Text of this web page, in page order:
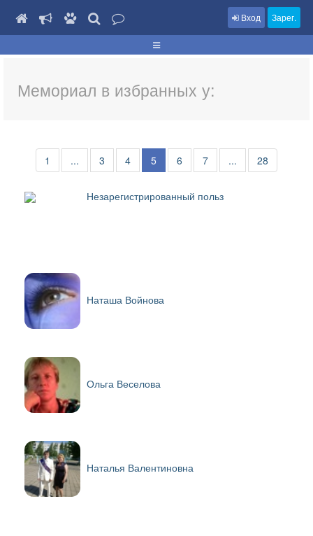
Вход Зарег.
Мемориал в избранных у:
1 ... 3 4 5 6 7 ... 28
Незарегистрированный польз
Наташа Войнова
Ольга Веселова
Наталья Валентиновна